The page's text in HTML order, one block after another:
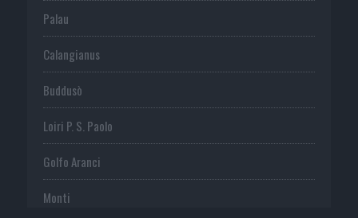
Palau
Calangianus
Buddusò
Loiri P. S. Paolo
Golfo Aranci
Monti